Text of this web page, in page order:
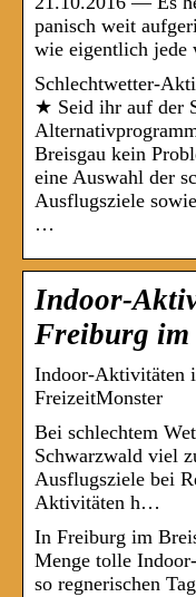
panisch weit
wie eigentlich jede
Schlechtwetter-
★ Seid ihr auf der
Breisgau kein
eine Auswahl der
Ausflugsziele
…
Indoor-
Freiburg im
Indoor-Aktivitäten
FreizeitMonster
Bei schlechtem
Schwarzwald viel
Ausflugsziele bei
Aktivitäten h…
In Freiburg im
Menge tolle
so regnerischen